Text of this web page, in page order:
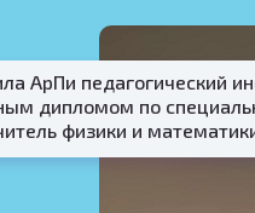
АрПи педагогический
дипломом по
физики и